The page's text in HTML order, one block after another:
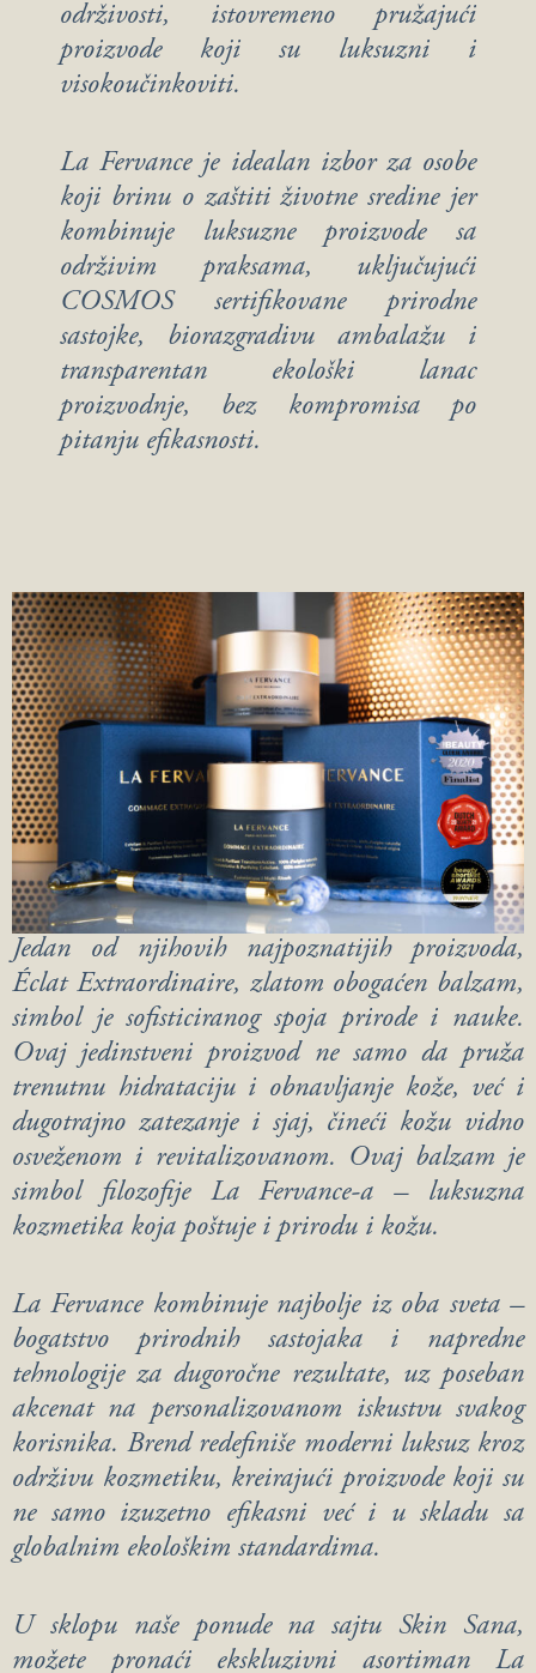
održivosti, istovremeno pružajući
proizvode koji su luksuzni i
visokoučinkoviti.
La Fervance je idealan izbor za osobe
koji brinu o zaštiti životne sredine jer
kombinuje luksuzne proizvode sa
održivim praksama, uključujući
COSMOS sertifikovane prirodne
sastojke, biorazgradivu ambalažu i
transparentan ekološki lanac
proizvodnje, bez kompromisa po
pitanju efikasnosti.
Jedan od njihovih najpoznatijih proizvoda,
Éclat Extraordinaire, zlatom obogaćen balzam,
simbol je sofisticiranog spoja prirode i nauke.
Ovaj jedinstveni proizvod ne samo da pruža
trenutnu hidrataciju i obnavljanje kože, već i
dugotrajno zatezanje i sjaj, čineći kožu vidno
osveženom i revitalizovanom. Ovaj balzam je
simbol filozofije La Fervance-a – luksuzna
kozmetika koja poštuje i prirodu i kožu.
La Fervance kombinuje najbolje iz oba sveta –
bogatstvo prirodnih sastojaka i napredne
tehnologije za dugoročne rezultate, uz poseban
akcenat na personalizovanom iskustvu svakog
korisnika. Brend redefiniše moderni luksuz kroz
održivu kozmetiku, kreirajući proizvode koji su
ne samo izuzetno efikasni već i u skladu sa
globalnim ekološkim standardima.
U sklopu naše ponude na sajtu Skin Sana,
možete pronaći ekskluzivni asortiman La